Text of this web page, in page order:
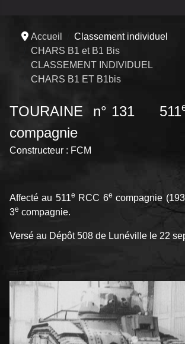
Accueil
Classement individuel
CHARS B1 et B1 Bis
CLASSEMENT INDIVIDUEL
CHARS B1 ET B1bis
TOURAINE n° 131 511
compagnie
Constructeur : FCM
Affecté au 511e RCC 6e compagnie
3e compagnie.
Versé au Dépôt 508 de Lunéville le 22